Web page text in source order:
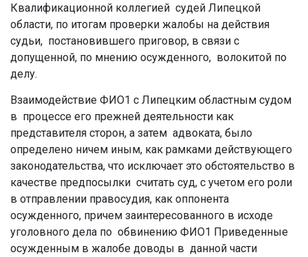
Квалификационной коллегией судей Липецкой
области, по итогам проверки жалобы на действия
судьи, постановившего приговор, в связи с
допущенной, по мнению осужденного, волокитой по
делу.
Взаимодействие ФИО1 с Липецким областным судом
в процессе его прежней деятельности как
представителя сторон, а затем адвоката, было
определено ничем иным, как рамками действующего
законодательства, что исключает это обстоятельство в
качестве предпосылки считать суд, с учетом его роли
в отправлении правосудия, как оппонента
осужденного, причем заинтересованного в исходе
уголовного дела по обвинению ФИО1 Приведенные
осужденным в жалобе доводы в данной части